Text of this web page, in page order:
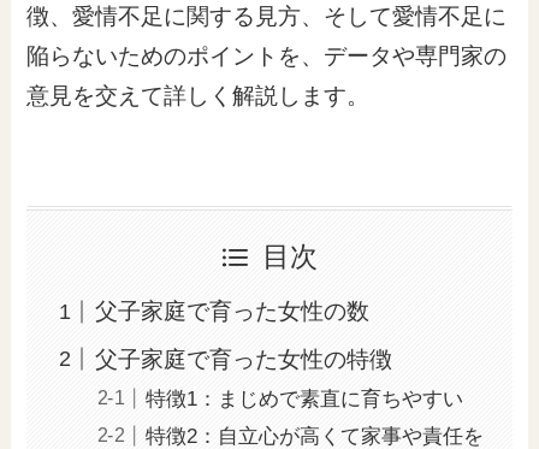
徴、愛情不足に関する見方、そして愛情不足に
陥らないためのポイントを、データや専門家の
意見を交えて詳しく解説します。
目次
父子家庭で育った女性の数
父子家庭で育った女性の特徴
特徴1：まじめで素直に育ちやすい
特徴2：自立心が高くて家事や責任を